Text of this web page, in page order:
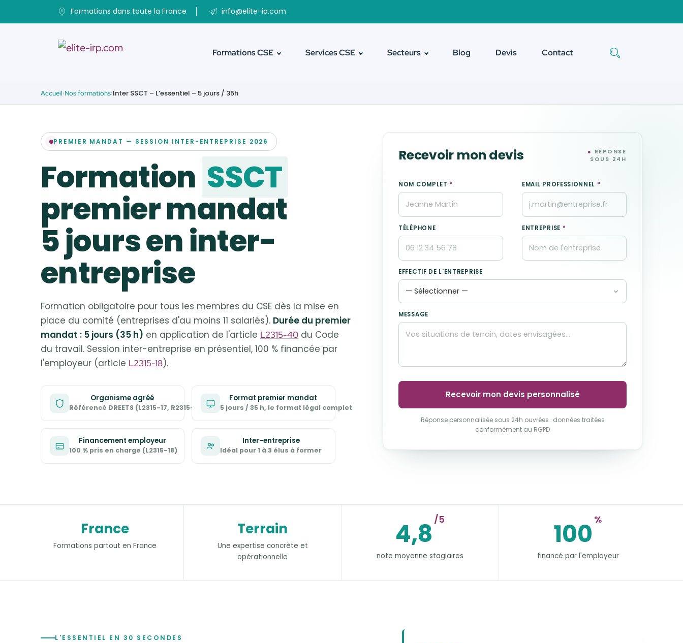
Formations dans toute la France info@elite-ia.com
Formations CSE
Santé, Sécurité & Conditions
Mandat, fonctionnement &
animation du CSE
Attributions économiques,
financières & sociales
Droit du travail, RH &
négociation
Services CSE
Services CSE
Secteurs
Santé, éducation & social
environnement
Blog Devis Contact
Accueil Nos formations Inter SSCT – L’essentiel – 5 jours / 35h
PREMIER MANDAT — SESSION INTER-ENTREPRISE 2026
Formation SSCT
premier mandat
5 jours en inter-
entreprise
Formation obligatoire pour tous les membres du CSE dès la mise en
place du comité (entreprises d'au moins 11 salariés). Durée du premier
mandat : 5 jours (35 h) en application de l'article L2315-40 du Code
du travail. Session inter-entreprise en présentiel, 100 % financée par
l'employeur (article L2315-18).
Organisme agréé
Référencé DREETS (L2315-17, R2315-8)
Format premier mandat
5 jours / 35 h, le format légal complet
Financement employeur
100 % pris en charge (L2315-18)
Inter-entreprise
Idéal pour 1 à 3 élus à former
Recevoir mon devis ● RÉPONSE
SOUS 24H
NOM COMPLET * EMAIL PROFESSIONNEL *
TÉLÉPHONE ENTREPRISE *
EFFECTIF DE L'ENTREPRISE
MESSAGE
Recevoir mon devis personnalisé
Réponse personnalisée sous 24h ouvrées · données traitées
conformément au RGPD
France
Formations partout en France
Terrain
Une expertise concrète et
opérationnelle
4,8 /5
note moyenne stagiaires
100 %
financé par l'employeur
L'ESSENTIEL EN 30 SECONDES